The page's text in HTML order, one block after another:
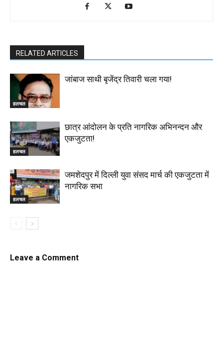
RELATED ARTICLES
हलचल
जांबाज साथी बृजेंद्र तिवारी चला गया!
हलचल
छात्र आंदोलन के प्रति नागरिक अभिनन्दन और
एकजुटता!
हलचल
जमशेदपुर में दिल्ली युवा संसद मार्च की एकजुटता में
नागरिक सभा
Leave a Comment